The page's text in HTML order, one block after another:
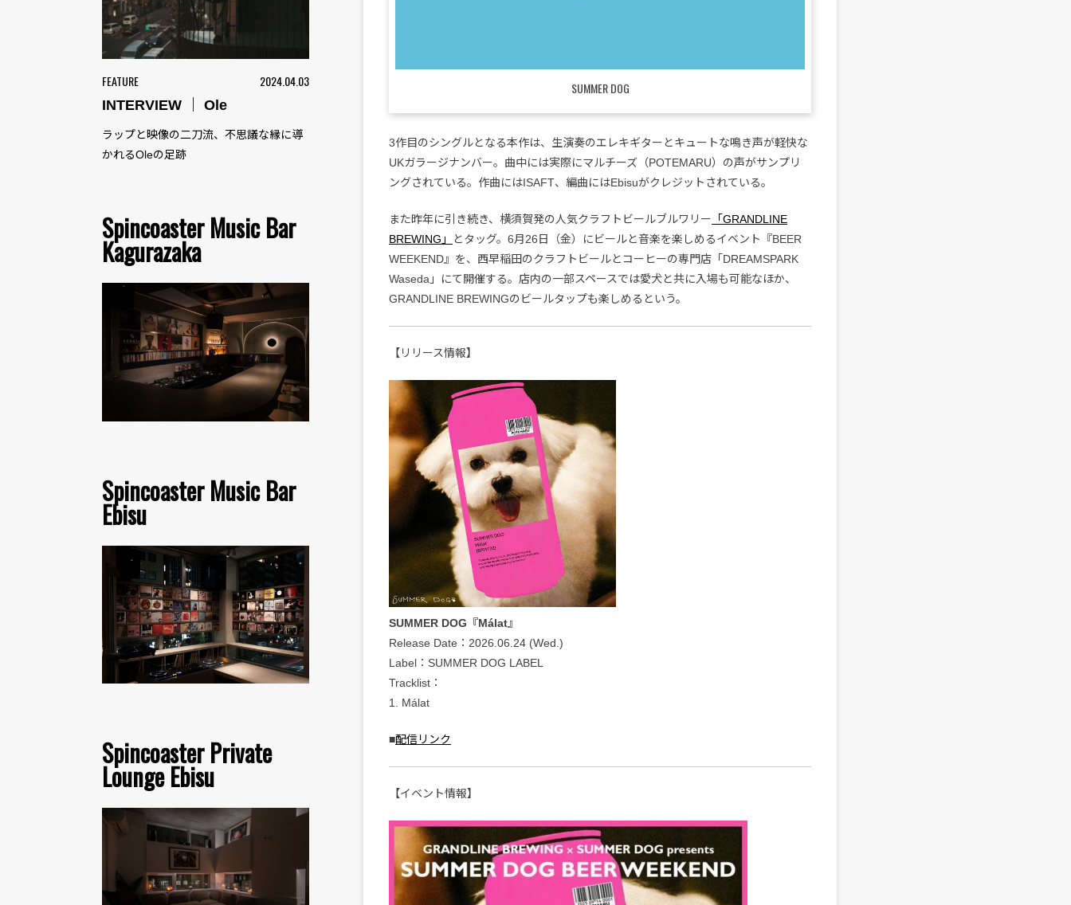
FEATURE 2024.04.03
INTERVIEW ｜ Ole
ラップと映像の二刀流、不思議な縁に導
かれるOleの足跡
Spincoaster Music Bar
Kagurazaka
Spincoaster Music Bar
Ebisu
Spincoaster Private
Lounge Ebisu
SUMMER DOG
3作目のシングルとなる本作は、生演奏のエレキギターとキュートな鳴き声が軽快な
UKガラージナンバー。曲中には実際にマルチーズ（POTEMARU）の声がサンプリ
ングされている。作曲にはISAFT、編曲にはEbisuがクレジットされている。
また昨年に引き続き、横須賀発の人気クラフトビールブルワリー 「GRANDLINE
BREWING」
とタッグ。6月26日（金）にビールと音楽を楽しめるイベント『BEER
WEEKEND』を、西早稲田のクラフトビールとコーヒーの専門店「DREAMSPARK
Waseda」にて開催する。店内の一部スペースでは愛犬と共に入場も可能なほか、
GRANDLINE BREWINGのビールタップも楽しめるという。
【リリース情報】
SUMMER DOG『Málat』
Release Date：2026.06.24 (Wed.)
Label：SUMMER DOG LABEL
Tracklist：
1. Málat
■配信リンク
【イベント情報】